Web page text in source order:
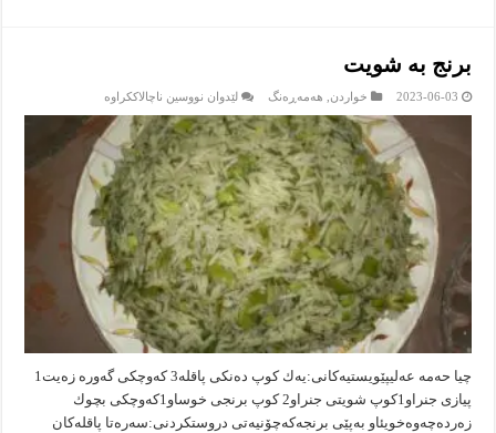
برنج به‌ شویت
2023-06-03 خواردن هەمەڕەنگ لێدوان نووسین ناچالاککراوە
شویت
چیا حه‌مه‌ عه‌لیپێویستیه‌كانى:یه‌ك كوپ ده‌نكی پاقله‌3 كه‌وچكى گه‌وره‌ زه‌یت1
پیازى جنراو1كوپ شویتى جنراو2 كوپ برنجى خوساو1كه‌وچكی بچوك
زه‌رده‌چه‌وه‌خویئاو به‌پێى برنجه‌كه‌چۆنیه‌تى دروستكردنى:سه‌ره‌تا پاقله‌كان